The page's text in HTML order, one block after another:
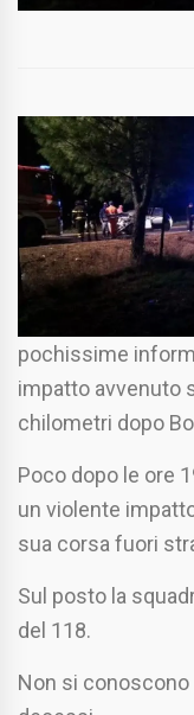
pochissime
impatto avvenuto
chilometri dopo
Poco dopo le ore
un violente
sua corsa fuori
Sul posto la
del 118.
Non si